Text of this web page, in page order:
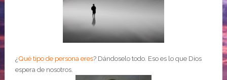
¿Qué tipo de persona eres? Dándoselo todo. Eso es lo que Dios
espera de nosotros.